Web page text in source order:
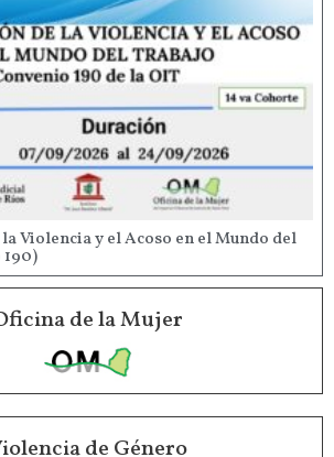
Violencia y el Acoso en el Mundo del
de la Mujer
de Género